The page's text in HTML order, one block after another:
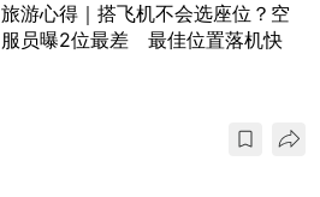
旅游心得｜搭飞机不会选座位？空
服员曝2位最差 最佳位置落机快